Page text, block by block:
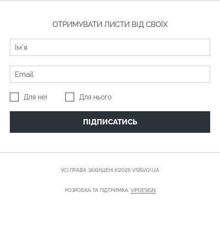
ОТРИМУВАТИ ЛИСТИ ВІД СВОЇХ
Для неї Для нього
ПІДПИСАТИСЬ
УСІ ПРАВА ЗАХИЩЕНІ ©2026 VSISVOI.UA
РОЗРОБКА ТА ПІДТРИМКА: VIPDESIGN